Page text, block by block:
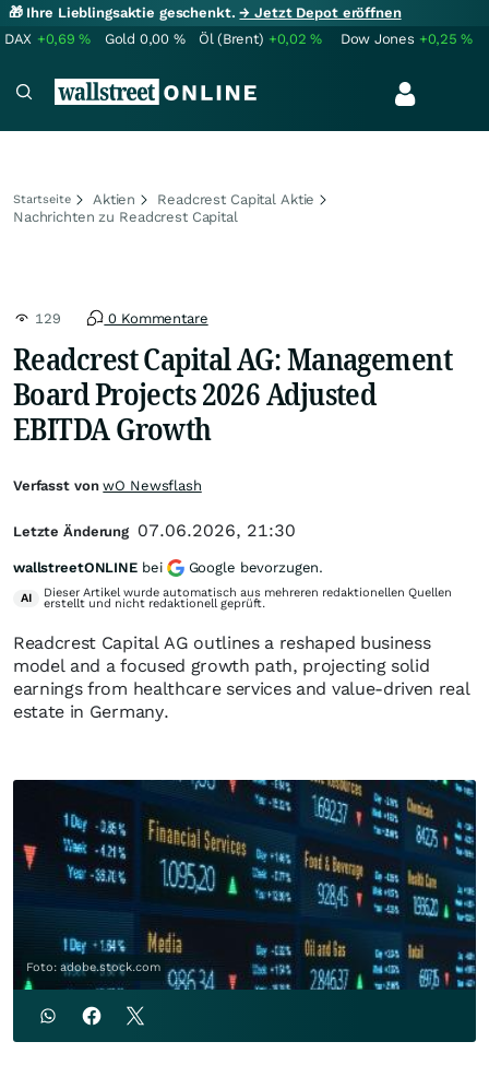
🎁 Ihre Lieblingsaktie geschenkt.→ Jetzt Depot eröffnen
DAX +0,69% Gold 0,00 % Öl (Brent) +0,02% Dow Jones +0,25%
Startseite Aktien
Readcrest Capital Aktie
Nachrichten zu Readcrest Capital
129 0 Kommentare
Readcrest Capital AG: Management
Board Projects 2026 Adjusted
EBITDA Growth
Readcrest Capital AG outlines a reshaped business
model and a focused growth path, projecting solid
earnings from healthcare services and value-driven real
estate in Germany.
Foto: adobe.stock.com
Verfasst vonwO Newsflash
Letzte Änderung 07.06.2026, 21:30
wallstreetONLINE bei Google bevorzugen.
AI Dieser Artikel wurde automatisch aus mehreren redaktionellen Quellen
erstellt und nicht redaktionell geprüft.